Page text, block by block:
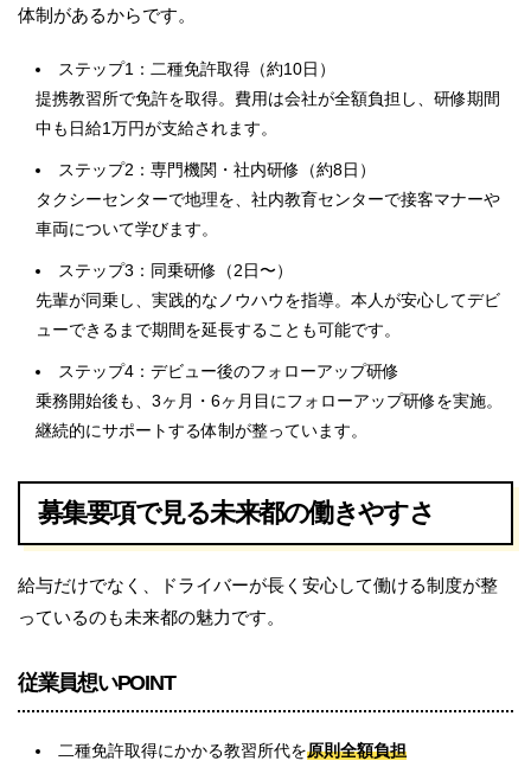
体制があるからです。
ステップ1：二種免許取得（約10日）
提携教習所で免許を取得。費用は会社が全額負担し、研修期間
中も日給1万円が支給されます。
ステップ2：専門機関・社内研修（約8日）
タクシーセンターで地理を、社内教育センターで接客マナーや
車両について学びます。
ステップ3：同乗研修（2日〜）
先輩が同乗し、実践的なノウハウを指導。本人が安心してデビ
ューできるまで期間を延長することも可能です。
ステップ4：デビュー後のフォローアップ研修
乗務開始後も、3ヶ月・6ヶ月目にフォローアップ研修を実施。
継続的にサポートする体制が整っています。
募集要項で見る未来都の働きやすさ
給与だけでなく、ドライバーが長く安心して働ける制度が整
っているのも未来都の魅力です。
従業員想いPOINT
二種免許取得にかかる教習所代を原則全額負担